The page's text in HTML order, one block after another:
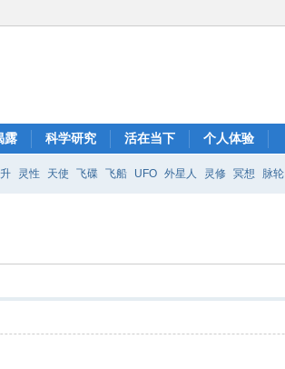
露 科学研究 活在当下 个人体验
灵性 天使 飞碟 飞船 UFO 外星人 灵修 冥想 脉轮